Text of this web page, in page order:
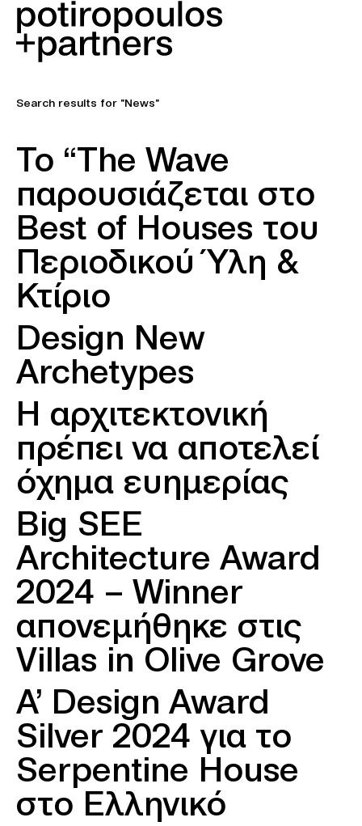
Search results for "News"
Το “The Wave
παρουσιάζεται στο
Best of Houses του
Περιοδικού Ύλη &
Κτίριο
Design New
Archetypes
Η αρχιτεκτονική
πρέπει να αποτελεί
όχημα ευημερίας
Big SEE
Architecture Award
2024 – Winner
απονεμήθηκε στις
Villas in Olive Grove
A’ Design Award
Silver 2024 για το
Serpentine House
στο Ελληνικό